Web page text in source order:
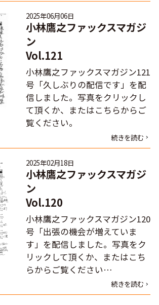
2025年06月06日
小林鷹之ファックスマガジ
ン
Vol.121
小林鷹之ファックスマガジン121
号「久しぶりの配信です」を配
信しました。写真をクリックし
て頂くか、またはこちらからご
覧ください。
続きを読む
2025年02月18日
小林鷹之ファックスマガジ
ン
Vol.120
小林鷹之ファックスマガジン120
号「出張の機会が増えていま
す」を配信しました。写真をク
リックして頂くか、またはこち
らからご覧ください…
続きを読む